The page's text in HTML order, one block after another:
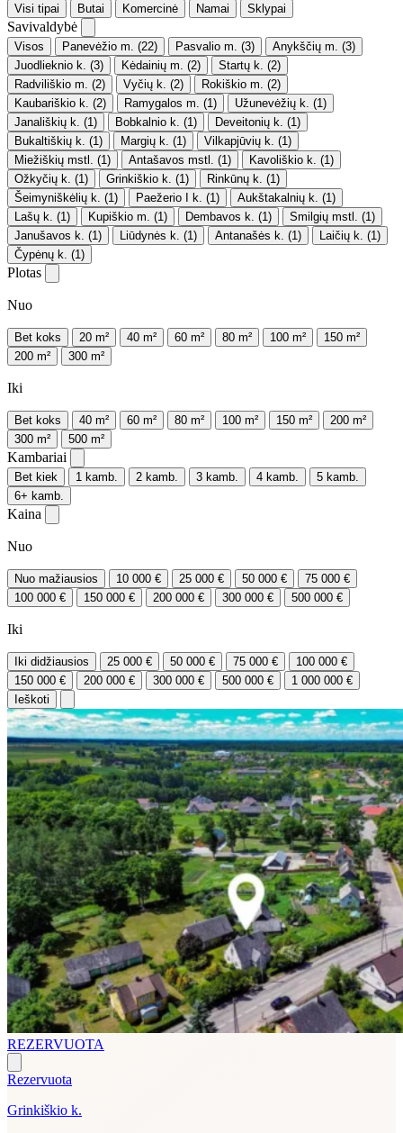
Visi tipai Butai Komercinė Namai Sklypai
Savivaldybė
Visos Panevėžio m. (22) Pasvalio m. (3) Anykščių m. (3)
Juodlieknio k. (3) Kėdainių m. (2) Startų k. (2)
Radviliškio m. (2) Vyčių k. (2) Rokiškio m. (2)
Kaubariškio k. (2) Ramygalos m. (1) Užunevėžių k. (1)
Janališkių k. (1) Bobkalnio k. (1) Deveitonių k. (1)
Bukaltiškių k. (1) Margių k. (1) Vilkapjūvių k. (1)
Miežiškių mstl. (1) Antašavos mstl. (1) Kavoliškio k. (1)
Ožkyčių k. (1) Grinkiškio k. (1) Rinkūnų k. (1)
Šeimyniškėlių k. (1) Paežerio I k. (1) Aukštakalnių k. (1)
Lašų k. (1) Kupiškio m. (1) Dembavos k. (1) Smilgių mstl. (1)
Janušavos k. (1) Liūdynės k. (1) Antanašės k. (1) Laičių k. (1)
Čypėnų k. (1)
Plotas
Nuo
Bet koks 20 m² 40 m² 60 m² 80 m² 100 m²
150 m²
200 m²
300 m²
Iki
Bet koks 40 m² 60 m² 80 m² 100 m² 150 m²
200 m²
300 m²
500 m²
Kambariai
Bet kiek 1 kamb. 2 kamb. 3 kamb. 4 kamb.
5 kamb.
6+ kamb.
Kaina
Nuo
Nuo mažiausios 10 000 € 25 000 € 50 000 €
75 000 €
100 000 €
150 000 € 200 000 € 300 000 € 500 000 €
Iki
Iki didžiausios 25 000 € 50 000 € 75 000 €
100 000 €
150 000 €
200 000 € 300 000 € 500 000 €
1 000 000 €
Ieškoti
REZERVUOTA
Rezervuota
Grinkiškio k.